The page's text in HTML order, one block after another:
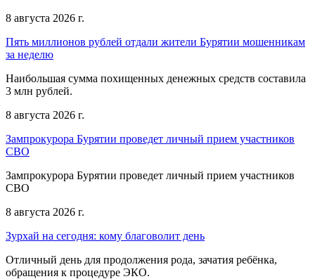
8 августа 2026 г.
Пять миллионов рублей отдали жители Бурятии мошенникам
за неделю
Наибольшая сумма похищенных денежных средств составила
3 млн рублей.
8 августа 2026 г.
Зампрокурора Бурятии проведет личный прием участников
СВО
Зампрокурора Бурятии проведет личный прием участников
СВО
8 августа 2026 г.
Зурхай на сегодня: кому благоволит день
Отличный день для продолжения рода, зачатия ребёнка,
обращения к процедуре ЭКО.